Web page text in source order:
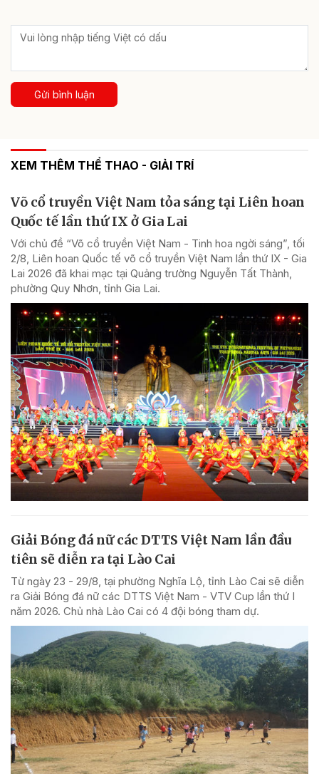
Gửi bình luận
XEM THÊM THỂ THAO - GIẢI TRÍ
Võ cổ truyền Việt Nam tỏa sáng tại Liên hoan
Quốc tế lần thứ IX ở Gia Lai
Với chủ đề “Võ cổ truyền Việt Nam - Tinh hoa ngời sáng”, tối
2/8, Liên hoan Quốc tế võ cổ truyền Việt Nam lần thứ IX - Gia
Lai 2026 đã khai mạc tại Quảng trường Nguyễn Tất Thành,
phường Quy Nhơn, tỉnh Gia Lai.
Giải Bóng đá nữ các DTTS Việt Nam lần đầu
tiên sẽ diễn ra tại Lào Cai
Từ ngày 23 - 29/8, tại phường Nghĩa Lộ, tỉnh Lào Cai sẽ diễn
ra Giải Bóng đá nữ các DTTS Việt Nam - VTV Cup lần thứ I
năm 2026. Chủ nhà Lào Cai có 4 đội bóng tham dự.